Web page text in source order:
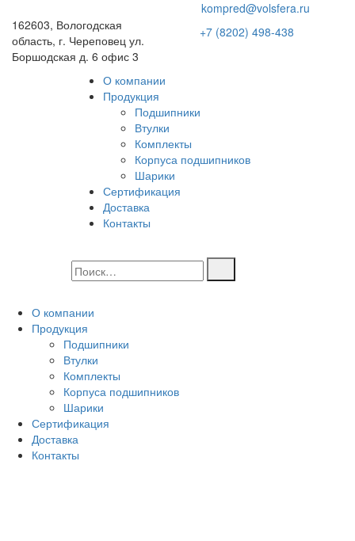
162603, Вологодская
область, г. Череповец ул.
Боршодская д. 6 офис 3
kompred@volsfera.ru
+7 (8202) 498-438
О компании
Продукция
Подшипники
Втулки
Комплекты
Корпуса подшипников
Шарики
Сертификация
Доставка
Контакты
О компании
Продукция
Подшипники
Втулки
Комплекты
Корпуса подшипников
Шарики
Сертификация
Доставка
Контакты